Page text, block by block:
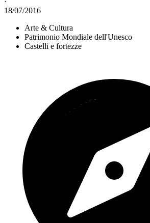
18/07/2016
Arte & Cultura
Patrimonio Mondiale dell'Unesco
Castelli e fortezze